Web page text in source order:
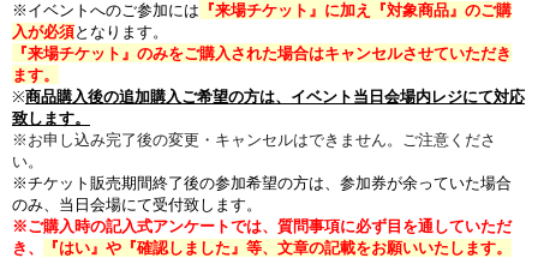
※イベントへのご参加には 『来場チケット 』に加え『対象商品』のご購
入が必須となります。
『来場チケット 』のみをご購入された場合はキャンセルさせていただき
ます。
※商品購入後の追加購入ご希望の方は、イベント当日会場内レジにて対応
致します。
※お申し込み完了後の変更・キャンセルはできません。ご注意くださ
い。
※チケット販売期間終了後の参加希望の方は、参加券が余っていた場合
のみ、当日会場にて受付致します。
※ご購入時の記入式アンケートでは、質問事項に必ず目を通していただ
き、
『はい』や『確認しました』等、文章の記載をお願いいたします。